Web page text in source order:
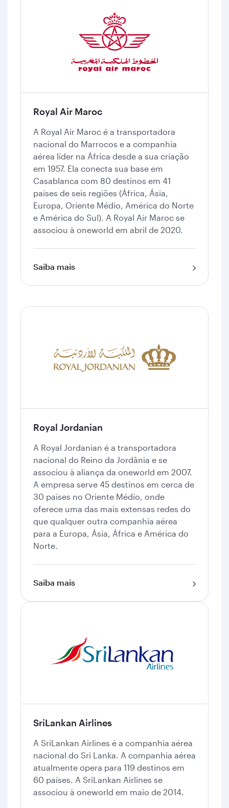
Royal Air Maroc
A Royal Air Maroc é a transportadora
nacional do Marrocos e a companhia
aérea líder na África desde a sua criação
em 1957. Ela conecta sua base em
Casablanca com 80 destinos em 41
países de seis regiões (África, Ásia,
Europa, Oriente Médio, América do Norte
e América do Sul). A Royal Air Maroc se
associou à oneworld em abril de 2020.
Saiba mais
Royal Jordanian
A Royal Jordanian é a transportadora
nacional do Reino da Jordânia e se
associou à aliança da oneworld em 2007.
A empresa serve 45 destinos em cerca de
30 países no Oriente Médio, onde
oferece uma das mais extensas redes do
que qualquer outra companhia aérea
para a Europa, Ásia, África e América do
Norte.
Saiba mais
SriLankan Airlines
A SriLankan Airlines é a companhia aérea
nacional do Sri Lanka. A companhia aérea
atualmente opera para 119 destinos em
60 países. A SriLankan Airlines se
associou à oneworld em maio de 2014.